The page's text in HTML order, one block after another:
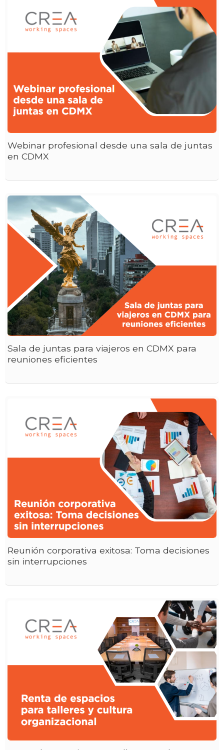
Webinar profesional desde una sala de juntas
en CDMX
Sala de juntas para viajeros en CDMX para
reuniones eficientes
Reunión corporativa exitosa: Toma decisiones
sin interrupciones